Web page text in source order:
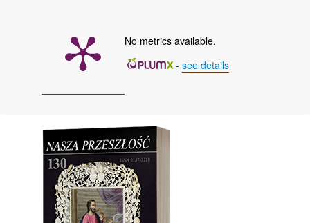
No metrics available.
- see details
Cover image